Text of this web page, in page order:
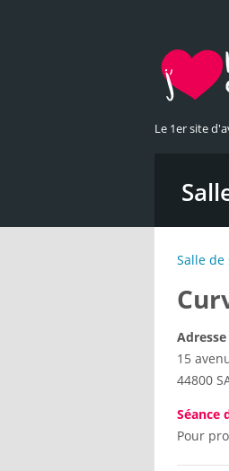
Le 1er site
Salle
Adresse
15
44800
Séance
Pour